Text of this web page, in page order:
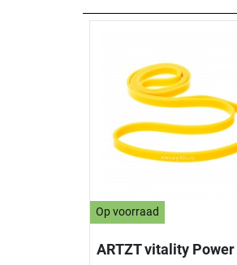
Op voorraad
ARTZT vitality Power